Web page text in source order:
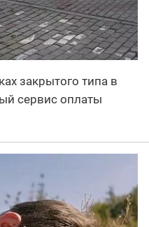
закрытого типа в
сервис оплаты